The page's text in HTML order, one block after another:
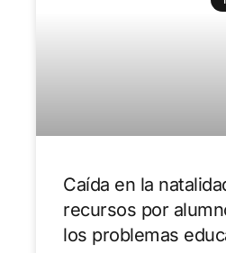
Caída en la
recursos por
los problemas